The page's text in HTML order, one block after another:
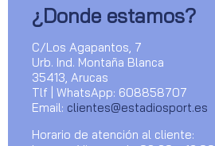
¿Donde estamos?
C/Los Agapantos, 7
Urb. Ind. Montaña Blanca
35413, Arucas
Tlf | WhatsApp: 608858707
Email: clientes@estadiosport.es
Horario de atención al cliente: